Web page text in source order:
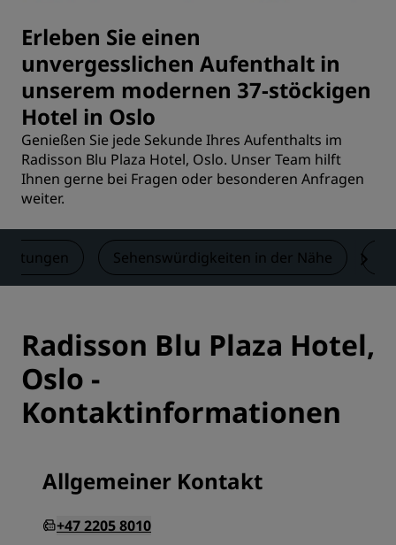
Erleben Sie einen
unvergesslichen Aufenthalt in
unserem modernen 37-stöckigen
Hotel in Oslo
Genießen Sie jede Sekunde Ihres Aufenthalts im
Radisson Blu Plaza Hotel, Oslo. Unser Team hilft
Ihnen gerne bei Fragen oder besonderen Anfragen
weiter.
Sehenswürdigkeiten in der Nähe
Radisson Blu Plaza Hotel,
Oslo -
Kontaktinformationen
Allgemeiner Kontakt
+47 2205 8010